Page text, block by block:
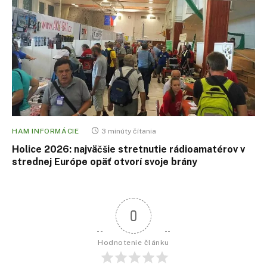
HAM INFORMÁCIE 3 minúty čítania
Holice 2026: najväčšie stretnutie rádioamatérov v
strednej Európe opäť otvorí svoje brány
0
Hodnotenie článku